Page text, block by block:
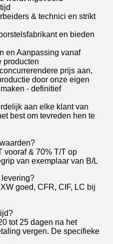
& technici en strikt
en bieden
en Aanpassing vanaf
producten
prijs aan,
door onze eigen
- definitief
aan elke klant van
best om tevreden hen te
vooraf & 70% T/T op
van exemplaar van B/L
levering?
goed, CFR, CIF, LC bij
tot 25 dagen na het
vergen. De specifieke